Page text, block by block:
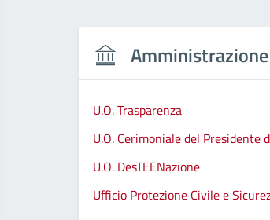
Amministrazione
U.O. Trasparenza
U.O. Cerimoniale del Presidente
U.O. DesTEENazione
Ufficio Protezione Civile e